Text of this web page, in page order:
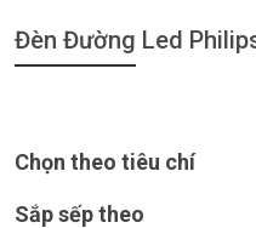
Đèn Đường Led
Chọn theo tiêu chí
Sắp sếp theo